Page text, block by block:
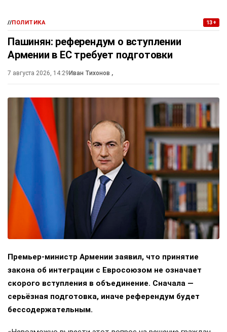
//ПОЛИТИКА 13+
Пашинян: референдум о вступлении
Армении в ЕС требует подготовки
7 августа 2026, 14:29 Иван Тихонов ,
Премьер-министр Армении заявил, что принятие
закона об интеграции с Евросоюзом не означает
скорого вступления в объединение. Сначала —
серьёзная подготовка, иначе референдум будет
бессодержательным.